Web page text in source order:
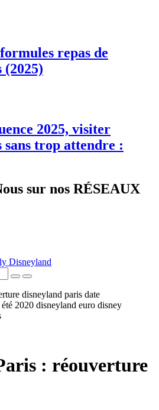
repas de
(2025)
2025, visiter
trop attendre :
sur nos RÉSEAUX
: réouverture